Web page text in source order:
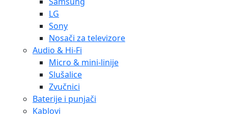
LG
Sony
Nosači za televizore
Audio & Hi-Fi
Micro & mini-linije
Slušalice
Zvučnici
Baterije i punjači
Kablovi